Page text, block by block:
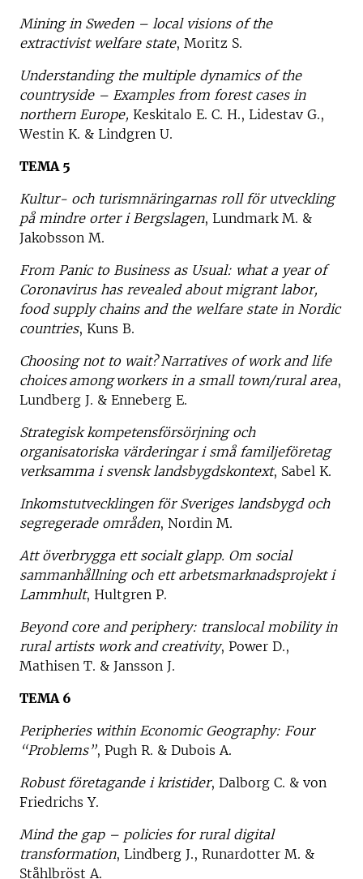
Mining in Sweden – local visions of the
extractivist welfare state, Moritz S.
Understanding the multiple dynamics of the
countryside – Examples from forest cases in
northern Europe, Keskitalo E. C. H., Lidestav G.,
Westin K. & Lindgren U.
TEMA 5
Kultur- och turismnäringarnas roll för utveckling
på mindre orter i Bergslagen, Lundmark M. &
Jakobsson M.
From Panic to Business as Usual: what a year of
Coronavirus has revealed about migrant labor,
food supply chains and the welfare state in Nordic
countries, Kuns B.
Choosing not to wait? Narratives of work and life
choices among workers in a small town/rural area,
Lundberg J. & Enneberg E.
Strategisk kompetensförsörjning och
organisatoriska värderingar i små familjeföretag
verksamma i svensk landsbygdskontext, Sabel K.
Inkomstutvecklingen för Sveriges landsbygd och
segregerade områden, Nordin M.
Att överbrygga ett socialt glapp. Om social
sammanhållning och ett arbetsmarknadsprojekt i
Lammhult, Hultgren P.
Beyond core and periphery: translocal mobility in
rural artists work and creativity, Power D.,
Mathisen T. & Jansson J.
TEMA 6
Peripheries within Economic Geography: Four
“Problems”, Pugh R. & Dubois A.
Robust företagande i kristider, Dalborg C. & von
Friedrichs Y.
Mind the gap – policies for rural digital
transformation, Lindberg J., Runardotter M. &
Ståhlbröst A.